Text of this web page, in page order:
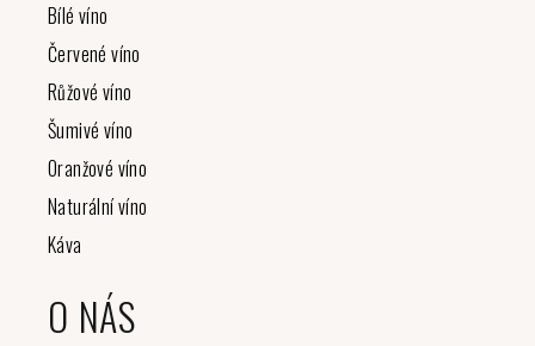
Bílé víno
Červené víno
Růžové víno
Šumivé víno
Oranžové víno
Naturální víno
Káva
O NÁS